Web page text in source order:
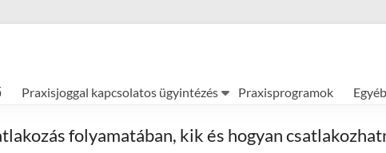
Praxisjoggal kapcsolatos ügyintézés Praxisprogramok Egyéb
folyamatában, kik és hogyan